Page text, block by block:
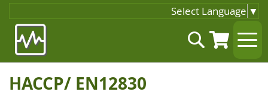
Select Language ▼
Inhalt
springen
Suche
HACCP/ EN12830